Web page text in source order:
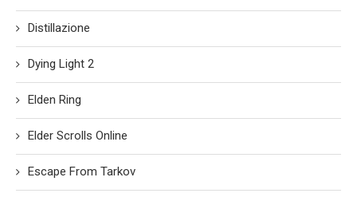
Distillazione
Dying Light 2
Elden Ring
Elder Scrolls Online
Escape From Tarkov